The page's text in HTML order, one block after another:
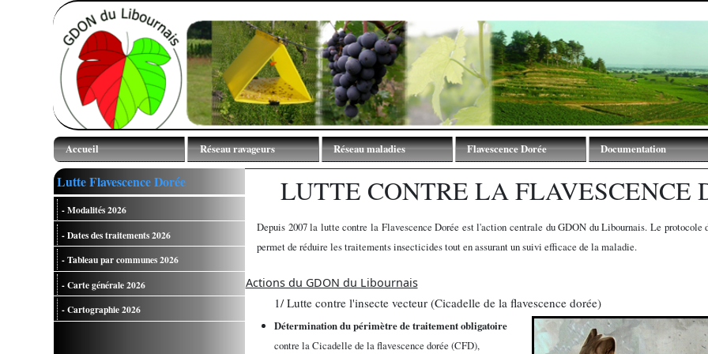
Accueil
Mentions légales
Contact GDON
ODG membres
Partenaires financiers
Partenaires techniques
Réseau ravageurs
Courbes de vol
Cartes des vols
Comptages larvaires
Réseau maladies
Observations
TNT
Flavescence Dorée
Traitements Obligatoires
Documentation
Description des symptômes
Documentation
Bulletins GDON
Synthèses techniques
Flavescence Dorée
Lutte Flavescence Dorée
- Modalités 2026
- Dates des traitements 2026
- Tableau par communes 2026
- Carte générale 2026
- Cartographie 2026
LUTTE CONTRE LA FLAVESCENCE
Depuis 2007 la lutte contre la Flavescence Dorée est l'action centrale du GDON du Libournais. Le protocole
permet de réduire les traitements insecticides tout en assurant un suivi efficace de la maladie.
Actions du GDON du Libournais
1/ Lutte contre l'insecte vecteur (Cicadelle de la flavescence dorée)
Détermination du périmètre de traitement obligatoire
contre la Cicadelle de la flavescence dorée (CFD),